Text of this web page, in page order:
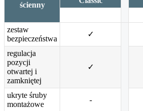
ścienny
zestaw
bezpieczeństwa
✓
regulacja
pozycji
otwartej i
zamkniętej
✓
ukryte śruby
montażowe
-